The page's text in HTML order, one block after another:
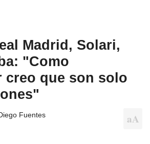
Madrid, Solari,
"Como
creo que son solo
Fuentes